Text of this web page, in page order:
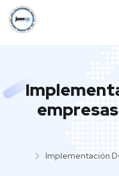
Implementación